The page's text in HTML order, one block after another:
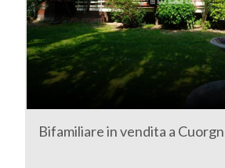
Bifamiliare in vendita a
Terreni
Prezzo